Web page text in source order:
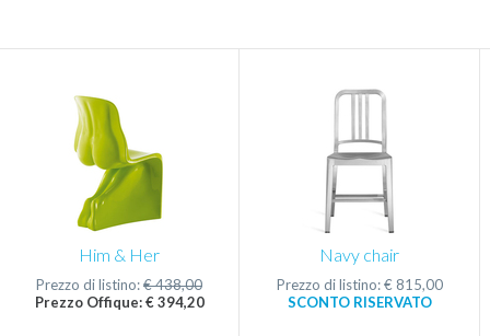
Him & Her
Prezzo di listino:€ 438,00
Prezzo Offique: € 394,20
Navy chair
Prezzo di listino: € 815,00
SCONTO RISERVATO